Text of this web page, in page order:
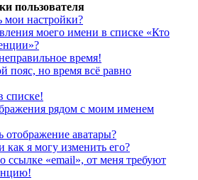
пользователя
мои настройки?
моего имени в списке «Кто
время!
пояс, но время всё равно
списке!
рядом с моим именем
аватары?
как я могу изменить его?
ссылке «email», от меня требуют